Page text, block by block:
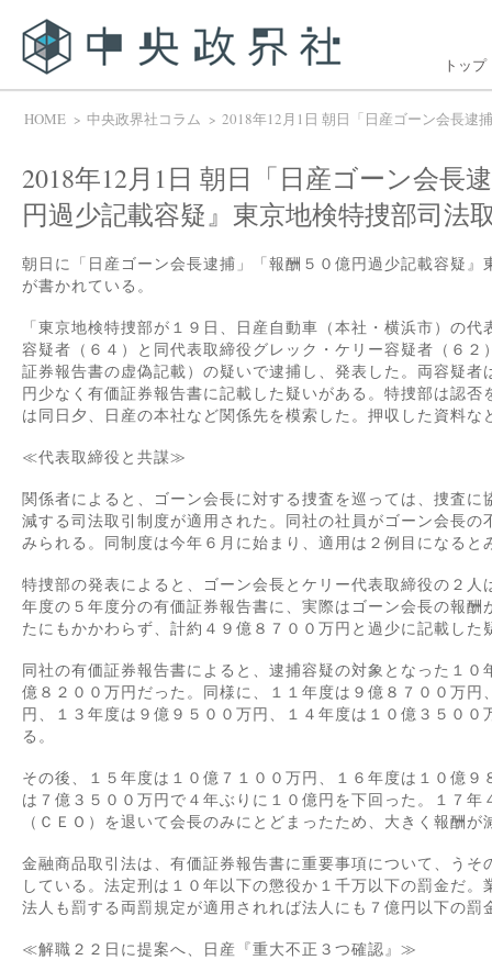
トップ
HOME 中央政界社コラム 2018年12月1日 朝日「日産ゴーン会長逮
2018年12月1日 朝日「日産ゴーン会長
円過少記載容疑』東京地検特捜部司法
朝日に「日産ゴーン会長逮捕」「報酬５０億円過少記載容疑
が書かれている。
「東京地検特捜部が１９日、日産自動車（本社・横浜市）の
容疑者（６４）と同代表取締役グレック・ケリー容疑者（６
証券報告書の虚偽記載）の疑いで逮捕し、発表した。両容疑
円少なく有価証券報告書に記載した疑いがある。特捜部は認
は同日夕、日産の本社など関係先を模索した。押収した資料な
≪代表取締役と共謀≫
関係者によると、ゴーン会長に対する捜査を巡っては、捜査
減する司法取引制度が適用された。同社の社員がゴーン会長
みられる。同制度は今年６月に始まり、適用は２例目になると
特捜部の発表によると、ゴーン会長とケリー代表取締役の２
年度の５年度分の有価証券報告書に、実際はゴーン会長の報
たにもかかわらず、計約４９億８７００万円と過少に記載した
同社の有価証券報告書によると、逮捕容疑の対象となった１
億８２００万円だった。同様に、１１年度は９億８７００万円
円、１３年度は９億９５００万円、１４年度は１０億３５００
る。
その後、１５年度は１０億７１００万円、１６年度は１０億
は７億３５００万円で４年ぶりに１０億円を下回った。１７年
（ＣＥＯ）を退いて会長のみにとどまったため、大きく報酬が
金融商品取引法は、有価証券報告書に重要事項について、う
している。法定刑は１０年以下の懲役か１千万以下の罰金だ
法人も罰する両罰規定が適用されれば法人にも７億円以下の罰
≪解職２２日に提案へ、日産『重大不正３つ確認』≫